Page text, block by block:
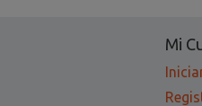
Mi